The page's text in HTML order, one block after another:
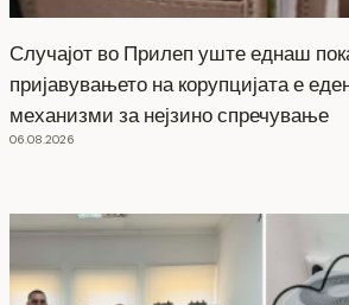
Случајот во Прилеп уште еднаш
пријавувањето на корупцијата е
механизми за нејзино спречување
06.08.2026